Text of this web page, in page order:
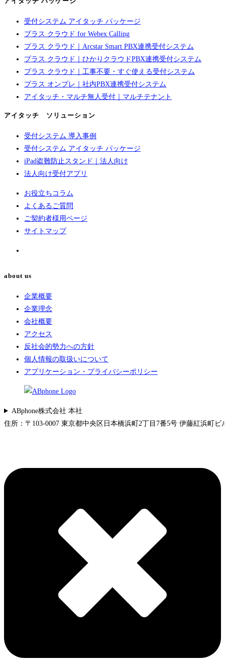
受付システム アイタッチ パッケージ
プラス クラウド for Webex Calling
プラス クラウド｜Arcstar Smart PBX連携受付システム
プラス クラウド｜ひかりクラウドPBX連携受付システム
プラス クラウド｜工事不要・すぐ使える受付システム
プラス オンプレ｜社内PBX連携受付システム
アイタッチ・マルチ無人受付｜マルチテナント
アイタッチ ソリューション
受付システム 導入事例
受付システム アイタッチ パッケージ
iPad盗難防止スタンド｜法人向け
法人向け受付アプリ
お役立ちコラム
よくあるご質問
ご契約者様用ページ
サイトマップ
about us
企業概要
企業理念
会社概要
アクセス
反社会的勢力への方針
個人情報の取扱いについて
アプリケーション・プライバシーポリシー
ABphone株式会社 本社
住所：〒103-0007 東京都中央区日本橋浜町2丁目7番5号 伊藤紅浜町